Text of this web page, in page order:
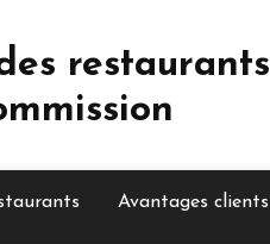
restaurants
Avantages clients